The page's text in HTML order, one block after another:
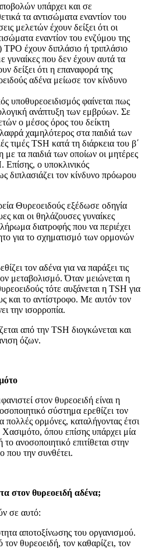
υπάρχει και σε
τα αντισώματα εναντίον του
μελετών έχουν δείξει ότι οι
εναντίον του ενζύμου της
ΤΡΟ έχουν διπλάσιο ή τριπλάσιο
γυναίκες που δεν έχουν αυτά τα
δείξει ότι η επαναφορά της
αδένα μείωσε τον κίνδυνο
υποθυρεοειδισμός φαίνεται πως
ανάπτυξη των εμβρύων. Σε
ο μέσος όρος του δείκτη
χαμηλότερος στα παιδιά των
τιμές TSH κατά τη διάρκεια του β΄
τα παιδιά των οποίων οι μητέρες
Επίσης, ο υποκλινικός
διπλασιάζει τον κίνδυνο πρόωρου
Θυρεοειδούς εξέδωσε οδηγία
και οι θηλάζουσες γυναίκες
διατροφής που να περιέχει
για το σχηματισμό των ορμονών
τον αδένα για να παράξει τις
μεταβολισμό. Όταν μειώνεται η
τότε αυξάνεται η TSH για
και το αντίστροφο. Με αυτόν τον
την ισορροπία.
από την TSH διογκώνεται και
όζων.
στον θυρεοειδή είναι η
σύστημα ερεθίζει τον
πολλές ορμόνες, καταλήγοντας έτσι
όπου επίσης υπάρχει μία
ανοσοποιητικό επιτίθεται στην
που την συνθέτει.
στον θυρεοειδή αδένα;
σε αυτό:
αποτοξίνωσης του οργανισμού.
θυρεοειδή, τον καθαρίζει, τον